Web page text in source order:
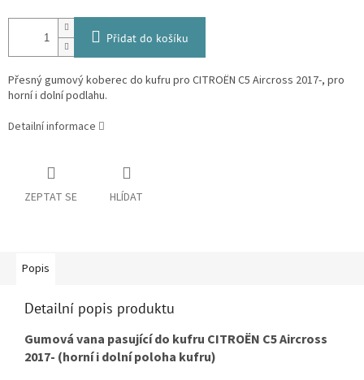
Přidat do košíku
Přesný gumový koberec do kufru pro CITROËN C5 Aircross 2017-, pro
horní i dolní podlahu.
Detailní informace
ZEPTAT SE HLÍDAT
Popis
Detailní popis produktu
Gumová vana pasující do kufru CITROËN C5 Aircross
2017- (horní i dolní poloha kufru)